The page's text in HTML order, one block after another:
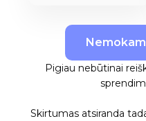
Pigiau nebūtinai
Skirtumas atsiranda